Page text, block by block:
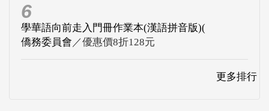
6
學華語向前走入門冊作業本(漢語拼音版)(
僑務委員會 ／優惠價8折128元
更多排行